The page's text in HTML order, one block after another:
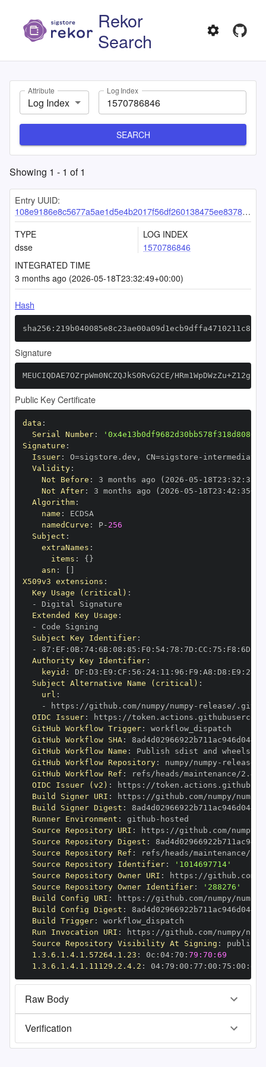
Rekor
Search
Attribute
Log Index
Log Index
SEARCH
Showing 1 - 1 of1
Entry UUID:
108e9186e8c5677a5ae1d5e4b2017f56df260138475ee8378017e2bfebd8e7f3e479e97ebe01e619
TYPE
dsse
LOG INDEX
1570786846
INTEGRATED TIME
3 months ago (2026-05-18T23:32:49+00:00)
Hash
Signature
MEUCIQDAE7OZrpWm0NCZQJkSORvG2CE/
Public Key Certificate
data :
Serial Number:
Signature :
Issuer: O=sigstore.dev , CN=sigstore -
Validity:
Not Before : 3 months ago (2026 -05 - 18T23 : 32 :
Not After: 3 months ago (2026 -05 - 18T23 : 42 : 35+00
Algorithm:
name :
namedCurve : P- 256
Subject :
extraNames :
items : { }
asn :
X509v3 extensions :
Key Usage (critical) :
-
Extended Key Usage :
-
Subject Key Identifier:
-
87 : EF : 0B: 74: 6B: 08 : 85 : F0 : 54: 78 : 7D : CC : 75 : F8 : 6D
Authority Key Identifier:
keyid : DF : D3 : E9 : CF : 56 : 24: 11 : 96 : F9 : A8 : D8 : E9 : 28
Subject Alternative Name (critical) :
url :
-
https : //github.com/numpy/numpy -
OIDC Issuer: https :
GitHub Workflow Trigger:
GitHub Workflow SHA:
GitHub Workflow Name :
GitHub Workflow Repository: numpy/numpy -
GitHub Workflow Ref :
OIDC Issuer (v2) : https :
Build Signer URI : https : //github.com/numpy/numpy
Build Signer Digest :
Runner Environment : github -
Source Repository URI : https : //github.com/numpy/
Source Repository Digest :
Source Repository Ref :
Source Repository Identifier:
'1014697714'
Source Repository Owner URI : https :
Source Repository Owner Identifier:
'288276'
Build Config URI : https : //github.com/numpy/numpy
Build Config Digest :
Build Trigger:
Run Invocation URI : https : //github.com/numpy/
Source Repository Visibility At Signing :
1.3.6.1.4.1.57264.1.23 : 0c : 04: 70 : 79:70:69
1.3.6.1.4.1.11129.2.4.2 : 04: 79 : 00 : 77 : 00 : 75 : 00 : dd
Raw Body
Verification